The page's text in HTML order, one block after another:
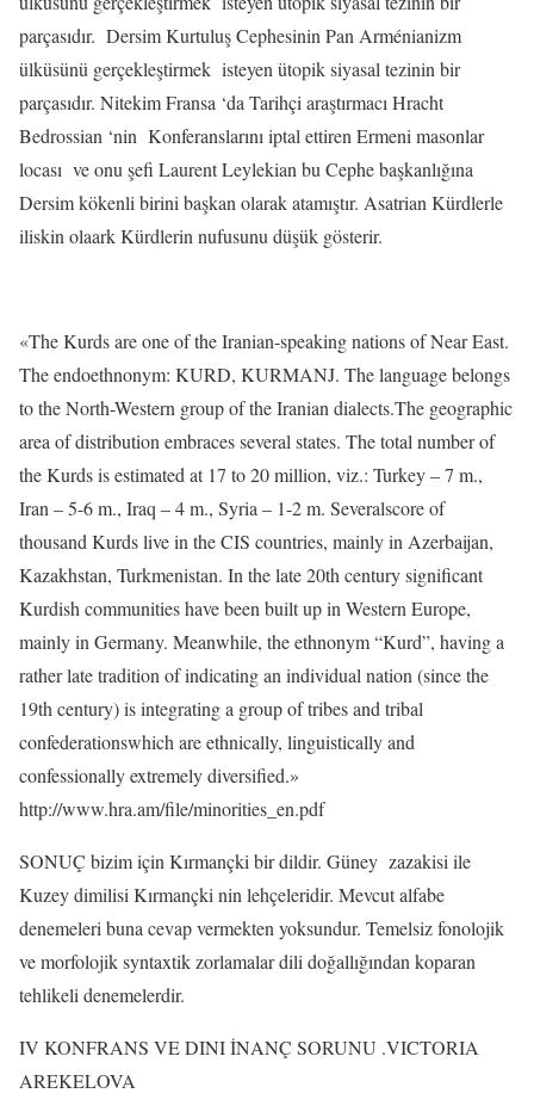
parçasıdır. Dersim Kurtuluş Cephesinin Pan Arménianizm
ülküsünü gerçekleştirmek isteyen ütopik siyasal tezinin bir
parçasıdır. Nitekim Fransa ‘da Tarihçi araştırmacı Hracht
Bedrossian ‘nin Konferanslarını iptal ettiren Ermeni masonlar
locası ve onu şefi Laurent Leylekian bu Cephe başkanlığına
Dersim kökenli birini başkan olarak atamıştır. Asatrian Kürdlerle
iliskin olaark Kürdlerin nufusunu düşük gösterir.
«The Kurds are one of the Iranian-speaking nations of Near East.
The endoethnonym: KURD, KURMANJ. The language belongs
to the North-Western group of the Iranian dialects.The geographic
area of distribution embraces several states. The total number of
the Kurds is estimated at 17 to 20 million, viz.: Turkey – 7 m.,
Iran – 5-6 m., Iraq – 4 m., Syria – 1-2 m. Severalscore of
thousand Kurds live in the CIS countries, mainly in Azerbaijan,
Kazakhstan, Turkmenistan. In the late 20th century significant
Kurdish communities have been built up in Western Europe,
mainly in Germany. Meanwhile, the ethnonym “Kurd”, having a
rather late tradition of indicating an individual nation (since the
19th century) is integrating a group of tribes and tribal
confederationswhich are ethnically, linguistically and
confessionally extremely diversified.»
http://www.hra.am/file/minorities_en.pdf
SONUÇ bizim için Kırmançki bir dildir. Güney zazakisi ile
Kuzey dimilisi Kırmançki nin lehçeleridir. Mevcut alfabe
denemeleri buna cevap vermekten yoksundur. Temelsiz fonolojik
ve morfolojik syntaxtik zorlamalar dili doğallığından koparan
tehlikeli denemelerdir.
IV KONFRANS VE DINI İNANÇ SORUNU .VICTORIA
AREKELOVA